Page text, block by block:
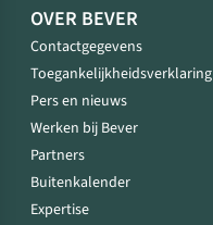
OVER BEVER
Contactgegevens
Toegankelijkheidsverklaring
Pers en nieuws
Werken bij Bever
Partners
Buitenkalender
Expertise